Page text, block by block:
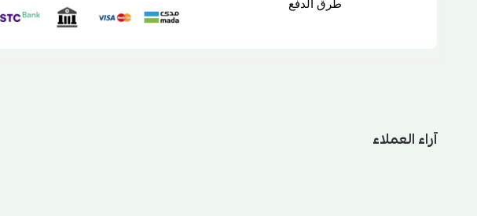
طرق الدفع
آراء العملاء